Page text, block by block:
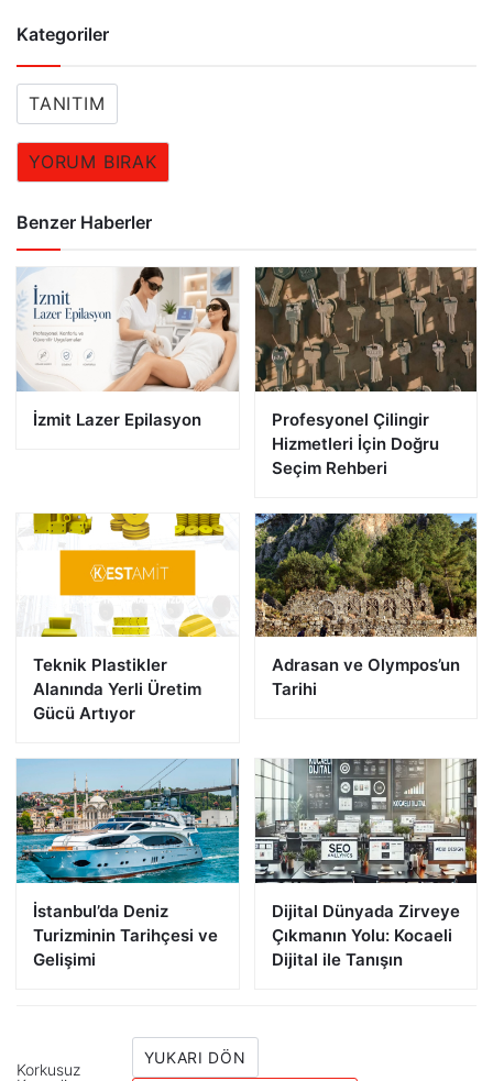
Kategoriler
TANITIM
YORUM BIRAK
Benzer Haberler
İzmit Lazer Epilasyon
Profesyonel Çilingir
Hizmetleri İçin Doğru
Seçim Rehberi
Teknik Plastikler
Alanında Yerli Üretim
Gücü Artıyor
Adrasan ve Olympos’un
Tarihi
İstanbul’da Deniz
Turizminin Tarihçesi ve
Gelişimi
Dijital Dünyada Zirveye
Çıkmanın Yolu: Kocaeli
Dijital ile Tanışın
Korkusuz
YUKARI DÖN